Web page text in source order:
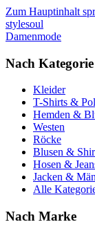
Zum Hauptinhalt
stylesoul
Damenmode
Nach Kategorie
Kleider
T-Shirts &
Hemden &
Westen
Röcke
Blusen &
Hosen &
Jacken &
Alle
Nach Marke